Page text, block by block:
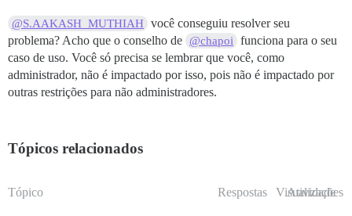
@S.AAKASH_MUTHIAH você conseguiu resolver seu
problema? Acho que o conselho de @chapoi
funciona para o seu
caso de uso. Você só precisa se lembrar que você, como
administrador, não é impactado por isso, pois não é impactado por
outras restrições para não administradores.
Tópicos relacionados
Tópico Respostas Visualizações
Atividade